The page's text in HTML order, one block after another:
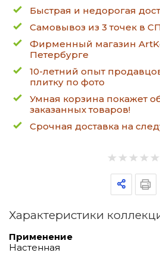
Быстрая и недорогая
Самовывоз из 3 точек в
Фирменный магазин
Петербурге
10-летний опыт
плитку по фото
Умная корзина покажет
заказанных товаров!
Срочная доставка на
Характеристики
Применение
Настенная